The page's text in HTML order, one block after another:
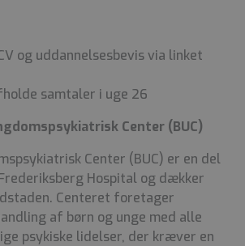
og uddannelsesbevis via linket
samtaler i uge 26
Center (BUC)
Center (BUC) er en del
Hospital og dækker
Centeret foretager
af børn og unge med alle
psykiske lidelser, der kræver en